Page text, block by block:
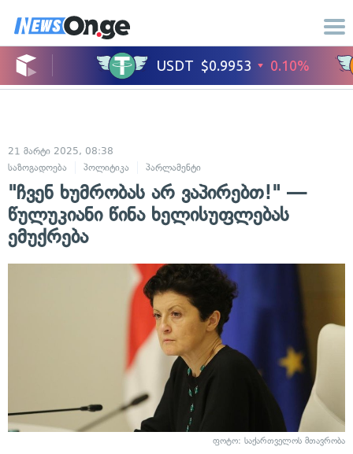
21 მარტი 2025, 08:38
საზოგადოება
პოლიტიკა პარლამენტი
"ჩვენ ხუმრობას არ ვაპირებთ!" —
წულუკიანი წინა ხელისუფლებას
ემუქრება
ფოტო: საქართველოს მთავრობა